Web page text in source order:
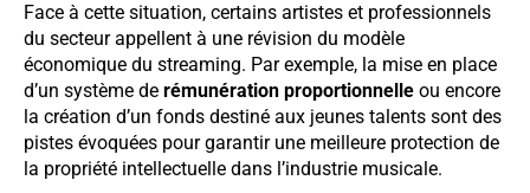
Face à cette situation, certains artistes et professionnels
du secteur appellent à une révision du modèle
économique du streaming. Par exemple, la mise en place
d’un système de rémunération proportionnelle ou encore
la création d’un fonds destiné aux jeunes talents sont des
pistes évoquées pour garantir une meilleure protection de
la propriété intellectuelle dans l’industrie musicale.